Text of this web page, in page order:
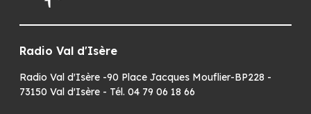
Radio Val d'Isère
Radio Val d'Isère -90 Place Jacques Mouflier-BP228 -
73150 Val d'Isère - Tél. 04 79 06 18 66